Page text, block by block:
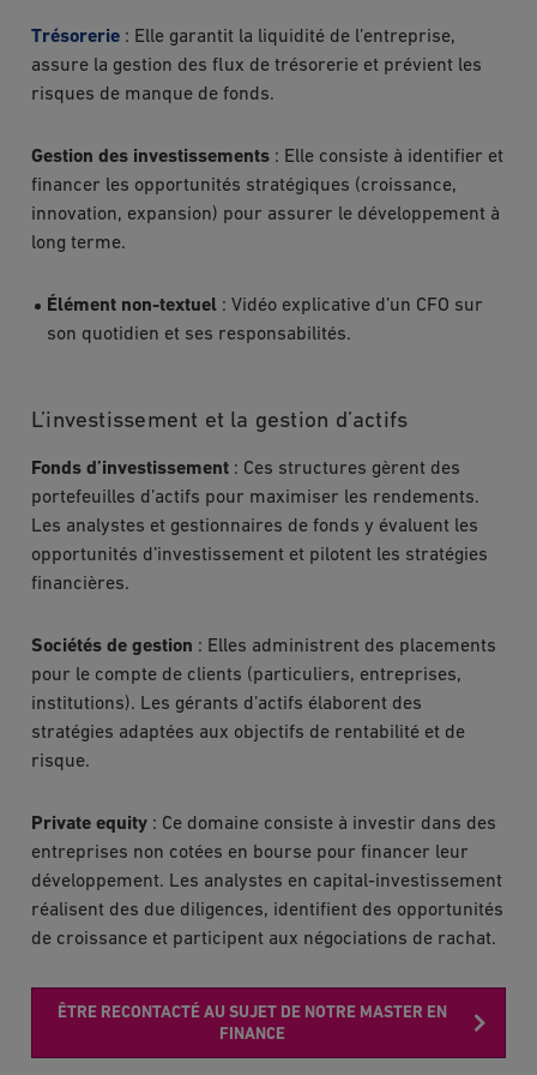
Trésorerie : Elle garantit la liquidité de l’entreprise,
assure la gestion des flux de trésorerie et prévient les
risques de manque de fonds.
Gestion des investissements : Elle consiste à identifier et
financer les opportunités stratégiques (croissance,
innovation, expansion) pour assurer le développement à
long terme.
Élément non-textuel : Vidéo explicative d’un CFO sur
son quotidien et ses responsabilités.
L’investissement et la gestion d’actifs
Fonds d’investissement : Ces structures gèrent des
portefeuilles d’actifs pour maximiser les rendements.
Les analystes et gestionnaires de fonds y évaluent les
opportunités d’investissement et pilotent les stratégies
financières.
Sociétés de gestion : Elles administrent des placements
pour le compte de clients (particuliers, entreprises,
institutions). Les gérants d’actifs élaborent des
stratégies adaptées aux objectifs de rentabilité et de
risque.
Private equity : Ce domaine consiste à investir dans des
entreprises non cotées en bourse pour financer leur
développement. Les analystes en capital-investissement
réalisent des due diligences, identifient des opportunités
de croissance et participent aux négociations de rachat.
ÊTRE RECONTACTÉ AU SUJET DE NOTRE MASTER EN
FINANCE